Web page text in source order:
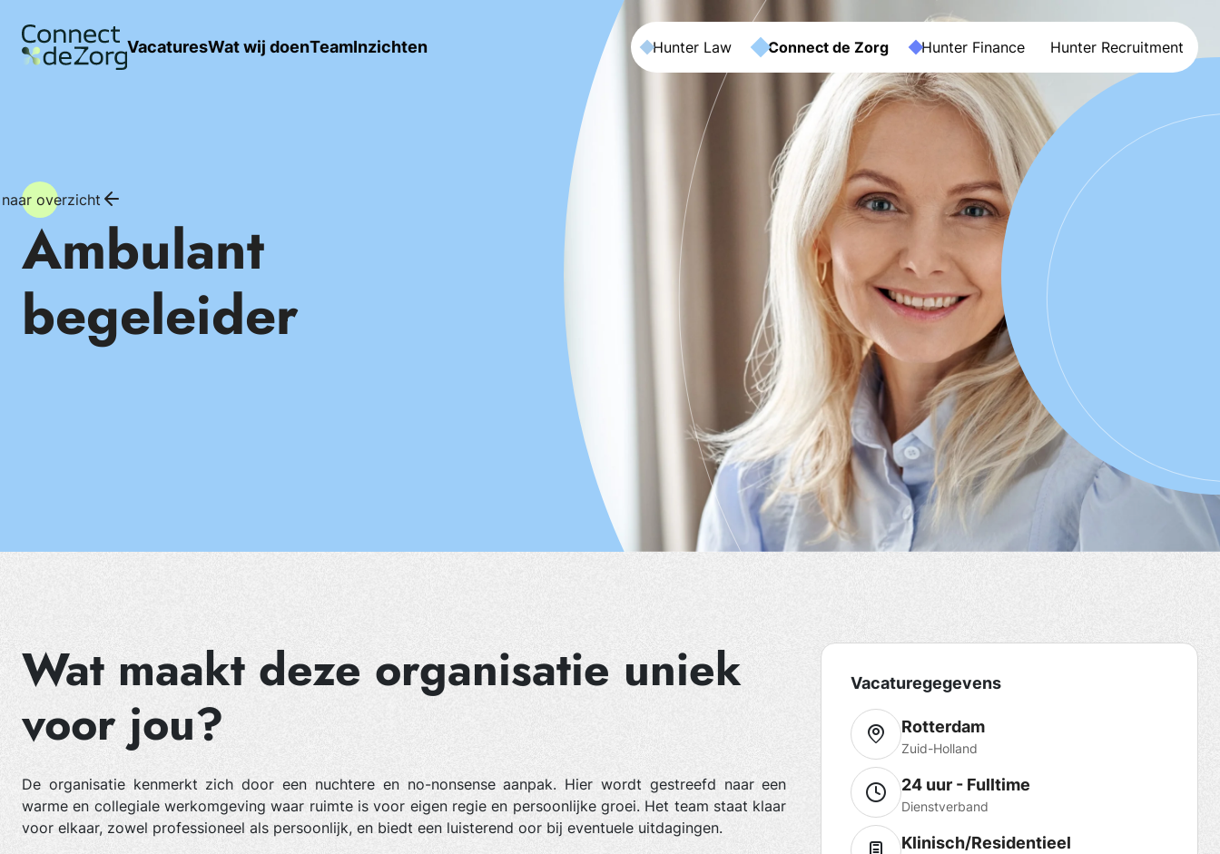
VacaturesWat wij doenTeamInzichten Hunter Law Connect de Zorg Hunter Finance Hunter Recruitment
overzicht
Ambulant
begeleider
Wat maakt deze organisatie uniek
voor jou?
De organisatie kenmerkt zich door een nuchtere en no-nonsense aanpak. Hier wordt gestreefd naar een
warme en collegiale werkomgeving waar ruimte is voor eigen regie en persoonlijke groei. Het team staat klaar
voor elkaar, zowel professioneel als persoonlijk, en biedt een luisterend oor bij eventuele uitdagingen.
Vacaturegegevens
Rotterdam
Zuid-Holland
24 uur - Fulltime
Dienstverband
Klinisch/Residentieel